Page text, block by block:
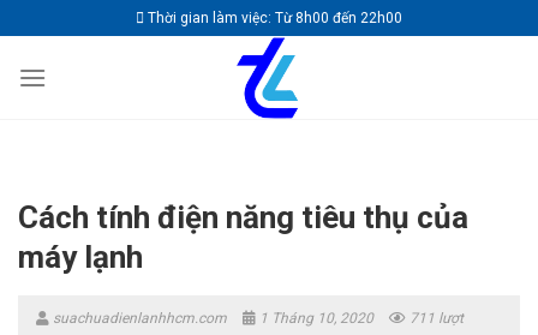
to
content
Thời gian làm việc: Từ 8h00 đến 22h00
Cách tính điện năng tiêu thụ của
máy lạnh
suachuadienlanhhcm.com 1 Tháng 10, 2020
711 lượt